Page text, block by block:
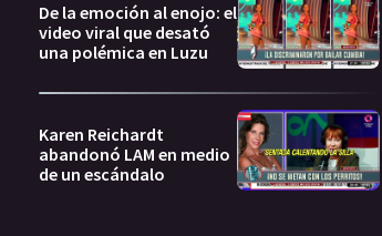
De la emoción al enojo: el
video viral que desató
una polémica en Luzu
Karen Reichardt
abandonó LAM en medio
de un escándalo